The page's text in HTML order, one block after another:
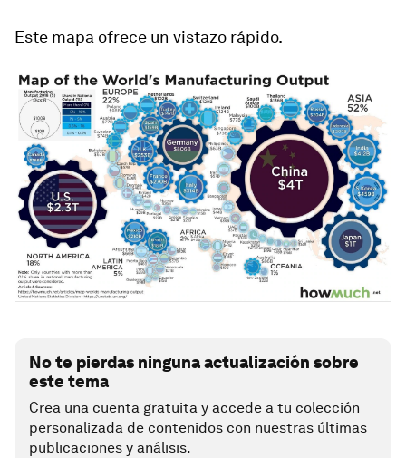
Este mapa ofrece un vistazo rápido.
No te pierdas ninguna actualización sobre
este tema
Crea una cuenta gratuita y accede a tu colección
personalizada de contenidos con nuestras últimas
publicaciones y análisis.